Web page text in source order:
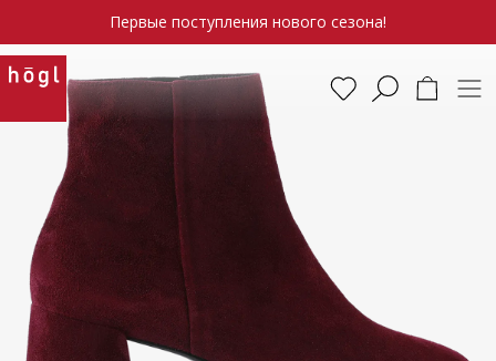
Первые поступления нового сезона!